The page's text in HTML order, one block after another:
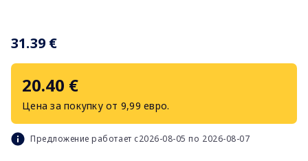
31.39 €
20.40 €
Цена за покупку от 9,99 евро.
Предложение работает с2026-08-05 по 2026-08-07